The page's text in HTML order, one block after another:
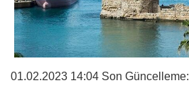
01.02.2023 14:04 Son Güncelleme: